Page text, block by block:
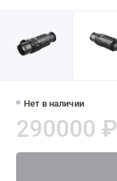
Нет в наличии
290000 ₽